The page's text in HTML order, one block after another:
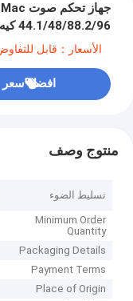
44.1/48/88.2/96 كيه هرتز
الأسعار：قابل
افضل سعر
منتوج وصف
تسليط الضوء
Minimum Order
Quantity
Packaging Details
Payment Terms
Place of Origin